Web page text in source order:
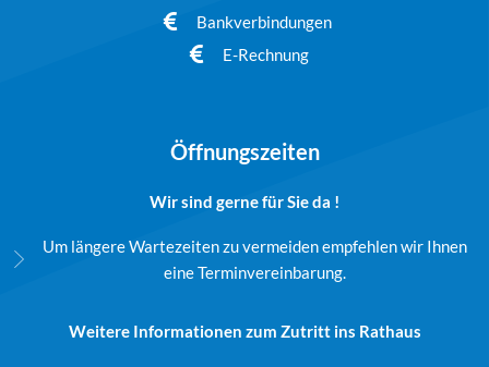
Bankverbindungen
E-Rechnung
Öffnungszeiten
Wir sind gerne für Sie da !
Um längere Wartezeiten zu vermeiden empfehlen wir Ihnen
eine Terminvereinbarung.
Weitere Informationen zum Zutritt ins Rathaus